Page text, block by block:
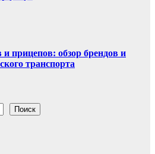
и прицепов: обзор брендов и
транспорта
Поиск